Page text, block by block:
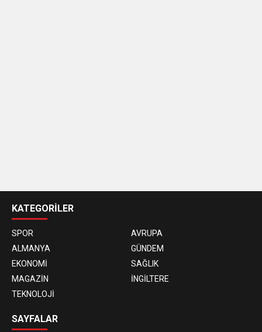
siteleri
KATEGORİLER
SPOR
AVRUPA
ALMANYA
GÜNDEM
EKONOMİ
SAĞLIK
MAGAZİN
İNGİLTERE
TEKNOLOJİ
SAYFALAR